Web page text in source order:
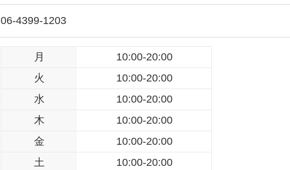
06-4399-1203
月
10:00-20:00
火
10:00-20:00
水
10:00-20:00
木
10:00-20:00
金
10:00-20:00
土
10:00-20:00